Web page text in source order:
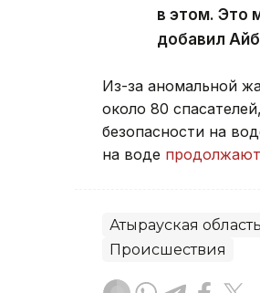
в этом. Это
добавил
Из-за аномальной
около 80
безопасности на
на воде продолжают
Атырауская область
Происшествия